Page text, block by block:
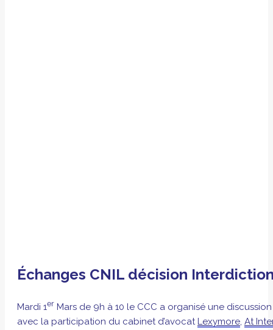
Échanges CNIL décision
Mardi 1er Mars de 9h à 10 le CCC a organisé une
avec la participation du cabinet d’avocat Lexymore, At